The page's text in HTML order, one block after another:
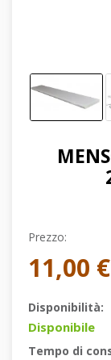
Prezzo:
11,00 €
Disponibilità:
Disponibile
Tempo di